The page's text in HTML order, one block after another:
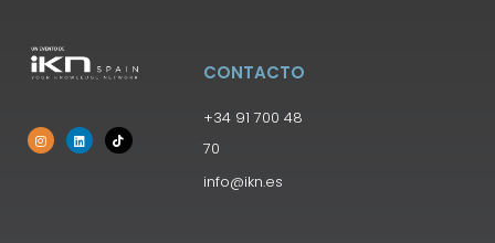
CONTACTO
+34 91 700 48
70
info@ikn.es